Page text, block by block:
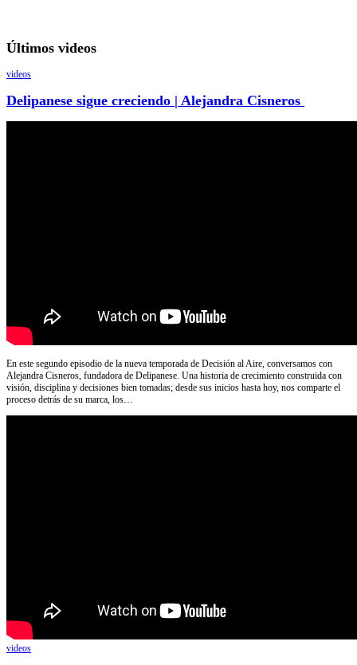
Últimos videos
videos
Delipanese sigue creciendo | Alejandra Cisneros
En este segundo episodio de la nueva temporada de Decisión al Aire, conversamos con
Alejandra Cisneros, fundadora de Delipanese. Una historia de crecimiento construida con
visión, disciplina y decisiones bien tomadas; desde sus inicios hasta hoy, nos comparte el
proceso detrás de su marca, los…
videos